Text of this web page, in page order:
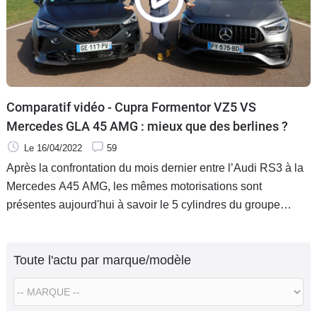
Comparatif vidéo - Cupra Formentor VZ5 VS
Mercedes GLA 45 AMG : mieux que des berlines ?
Le 16/04/2022 59
Après la confrontation du mois dernier entre l’Audi RS3 à la
Mercedes A45 AMG, les mêmes motorisations sont
présentes aujourd'hui à savoir le 5 cylindres du groupe
cette fois-ci de SUV.
Toute l'actu par marque/modèle